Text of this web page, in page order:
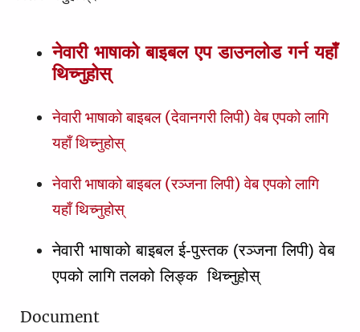
2 3 4 5 6
२ तिमोथी
2 3
फिलेमोन
2 3 4 5 6 7 8 9
10
12 13
याकूब
2 3 4
१ पत्रुस
2 3 4 5
२ पत्रुस
2 3
१ यूहन्‍ना
1
2 3
२ यूहन्‍ना
नेवारी भाषाको बाइबल एप डाउनलोड गर्न यहाँ
थिच्नुहोस्
नेवारी भाषाको बाइबल (देवानगरी लिपी) वेब एपको लागि
यहाँ थिच्नुहोस्
नेवारी भाषाको बाइबल (रञ्जना लिपी) वेब एपको लागि
यहाँ थिच्नुहोस्
नेवारी भाषाको बाइबल ई-पुस्तक (रञ्जना लिपी) वेब
एपको लागि तलको लिङ्क  थिच्नुहोस्
Document